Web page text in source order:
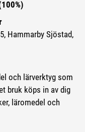
Hammarby Sjöstad,
lärverktyg som
bruk köps in av dig
läromedel och